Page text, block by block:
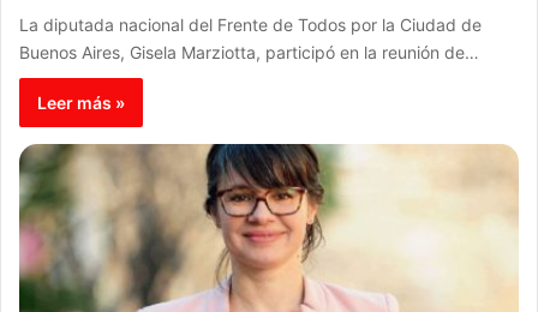
La diputada nacional del Frente de Todos por la Ciudad de
Buenos Aires, Gisela Marziotta, participó en la reunión de…
Leer más »